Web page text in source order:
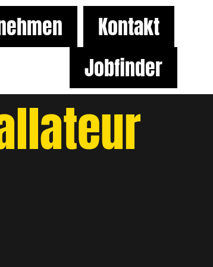
Kontakt
Jobfinder